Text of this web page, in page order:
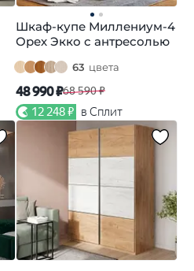
Шкаф-купе Миллениум-4
Орех Экко с антресолью
63 цвета
48 990 ₽68 590 ₽
12 248 ₽ в Сплит